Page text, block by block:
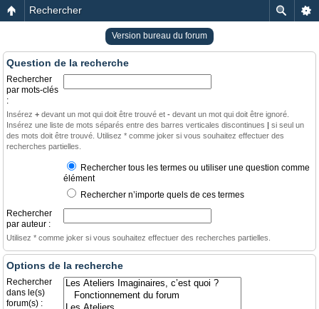
Rechercher
Version bureau du forum
Question de la recherche
Rechercher
par mots-clés
:
Insérez + devant un mot qui doit être trouvé et - devant un mot qui doit être ignoré.
Insérez une liste de mots séparés entre des barres verticales discontinues | si seul un
des mots doit être trouvé. Utilisez * comme joker si vous souhaitez effectuer des
recherches partielles.
Rechercher tous les termes ou utiliser une question comme
élément
Rechercher n’importe quels de ces termes
Rechercher
par auteur :
Utilisez * comme joker si vous souhaitez effectuer des recherches partielles.
Options de la recherche
Rechercher
dans le(s)
forum(s) :